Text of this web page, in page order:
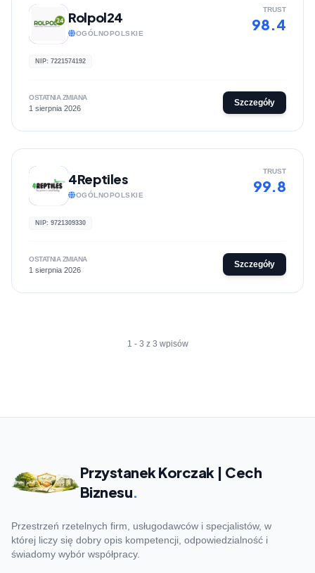
Rolpol24
OGÓLNOPOLSKIE
TRUST
98.4
NIP: 7221574192
OSTATNIA ZMIANA
1 sierpnia 2026
Szczegóły
4Reptiles
OGÓLNOPOLSKIE
TRUST
99.8
NIP: 9721309330
OSTATNIA ZMIANA
1 sierpnia 2026
Szczegóły
1 - 3 z 3 wpisów
Przystanek Korczak | Cech
Biznesu.
Przestrzeń rzetelnych firm, usługodawców i specjalistów, w
której liczy się dobry opis kompetencji, odpowiedzialność i
świadomy wybór współpracy.